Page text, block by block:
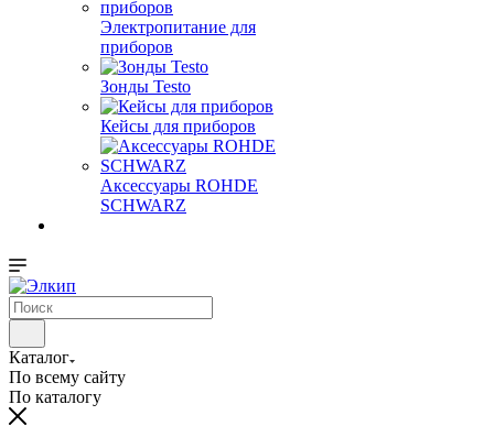
Электропитание для
приборов
Зонды Testo
Кейсы для приборов
Аксессуары ROHDE
SCHWARZ
Каталог
По всему сайту
По каталогу